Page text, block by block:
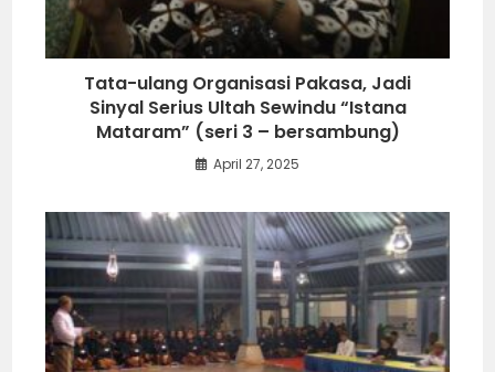
Tata-ulang Organisasi Pakasa, Jadi
Sinyal Serius Ultah Sewindu “Istana
Mataram” (seri 3 – bersambung)
April 27, 2025